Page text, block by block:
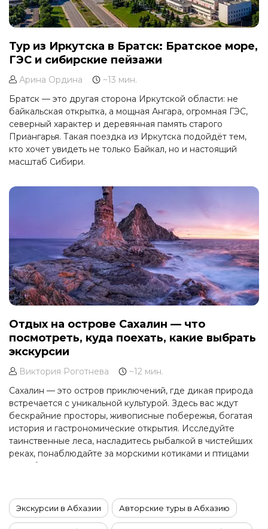
Тур из Иркутска в Братск: Братское море,
ГЭС и сибирские пейзажи
Арина Ордина
~13 мин.
Братск — это другая сторона Иркутской области: не
байкальская открытка, а мощная Ангара, огромная ГЭС,
северный характер и деревянная память старого
Приангарья. Такая поездка из Иркутска подойдёт тем,
кто хочет увидеть не только Байкал, но и настоящий
масштаб Сибири.
Отдых на острове Сахалин — что
посмотреть, куда поехать, какие выбрать
экскурсии
Виктория Роготнева
~12 мин.
Сахалин — это остров приключений, где дикая природа
встречается с уникальной культурой. Здесь вас ждут
бескрайние просторы, живописные побережья, богатая
история и гастрономические открытия. Исследуйте
таинственные леса, насладитесь рыбалкой в чистейших
реках, понаблюдайте за морскими котиками и птицами
на побережье, окунитесь в атмосферу старинных маяков
Экскурсии в Абхазии Авторские туры в Абхазию